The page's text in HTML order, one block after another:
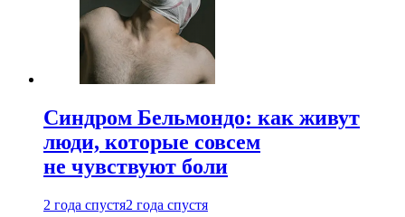
Синдром Бельмондо: как живут
люди, которые совсем
не чувствуют боли
2 года спустя2 года спустя